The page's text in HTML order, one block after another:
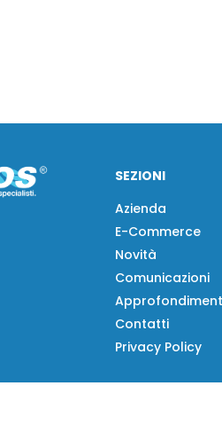
SEZIONI
Azienda
E-Commerce
Novità
Comunicazioni
Contatti
Privacy Policy